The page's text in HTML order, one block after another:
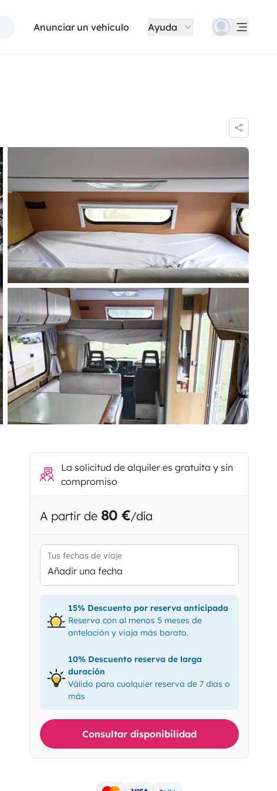
Anunciar un vehículo Ayuda
La solicitud de alquiler es gratuita y sin
compromiso
A partir de 80 €/día
Tus fechas de viaje
Añadir una fecha
15% Descuento por reserva anticipada
Reserva con al menos 5 meses de
antelación y viaja más barato.
10% Descuento reserva de larga
duración
Válido para cualquier reserva de 7 días o
más
Consultar disponibilidad